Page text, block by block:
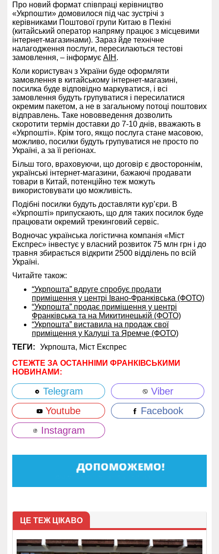
Про новий формат співпраці керівництво
«Укрпошти» домовилося під час зустрічі з
керівниками Поштової групи Китаю в Пекіні
(китайський оператор напряму працює з місцевими
інтернет-магазинами). Зараз йде технічне
налагодження послуги, пересилаються тестові
замовлення, – інформує АІН .
Коли користувач з України буде оформляти
замовлення в китайському інтернет-магазині,
посилка буде відповідно маркуватися, і всі
замовлення будуть групуватися і пересилатися
окремим пакетом, а не в загальному потоці поштових
відправлень. Таке нововведення дозволить
скоротити термін доставки до 7-10 днів, вважають в
«Укрпошті». Крім того, якщо послуга стане масовою,
можливо, посилки будуть групуватися не просто по
Україні, а за її регіонах.
Більш того, враховуючи, що договір є двостороннім,
українські інтернет-магазини, бажаючі продавати
товари в Китай, потенційно теж можуть
використовувати цю можливість.
Подібні посилки будуть доставляти кур’єри. В
«Укрпошті» припускають, що для таких посилок буде
працювати окремий трекинговий сервіс.
Водночас українська логістична компанія «Міст
Експрес» інвестує у власний розвиток 75 млн грн і до
травня збирається відкрити 2500 відділень по всій
Україні.
Читайте також:
“Укрпошта” вдруге спробує продати
приміщення у центрі Івано-Франківська (ФОТО)
“Укрпошта” продає приміщення у центрі
Франківська та на Микитинецькій (ФОТО)
“Укрпошта” виставила на продаж свої
приміщення у Калуші та Яремче (ФОТО)
ТЕГИ:
Укрпошта, Міст Експрес
СТЕЖТЕ ЗА ОСТАННІМИ ФРАНКІВСЬКИМИ
НОВИНАМИ:
Telegram
Viber
Youtube
Facebook
Instagram
ЦЕ ТЕЖ ЦІКАВО